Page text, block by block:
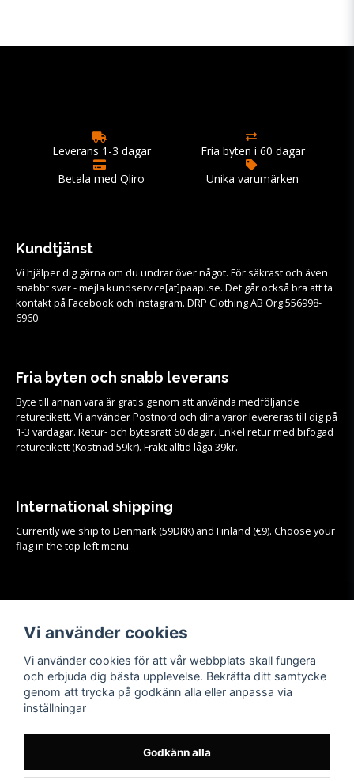
Leverans 1-3 dagar
Fria byten i 60 dagar
Betala med Qliro
Unika varumärken
Kundtjänst
Vi hjälper dig gärna om du undrar över något. För säkrast och även
snabbt svar - mejla kundservice[at]paapi.se. Det går också bra att ta
kontakt på Facebook och Instagram. DRP Clothing AB Org:556998-
6960
Fria byten och snabb leverans
Byte till annan vara är gratis genom att använda medföljande
returetikett. Vi använder Postnord och dina varor levereras till dig på
1-3 vardagar. Retur- och bytesrätt 60 dagar. Enkel retur med bifogad
returetikett (Kostnad 59kr). Frakt alltid låga 39kr.
International shipping
Currently we ship to Denmark (59DKK) and Finland (€9). Choose your
flag in the top left menu.
Se samtliga köpvillkor och mer info om frakt, retur och byten
Vi använder cookies
Vi använder cookies för att vår webbplats skall fungera
och erbjuda dig bästa upplevelse. Bekräfta ditt samtycke
genom att trycka på godkänn alla eller anpassa via
inställningar
Godkänn alla